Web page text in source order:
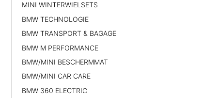
MINI WINTERWIELSETS
BMW TECHNOLOGIE
BMW TRANSPORT & BAGAGE
BMW M PERFORMANCE
BMW/MINI BESCHERMMAT
BMW/MINI CAR CARE
BMW 360 ELECTRIC